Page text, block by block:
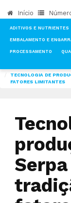
Início
ADITIVOS E NUTRIENTES
EMBALAMENTO E
PROCESSAMENTO
TECNOLOGIA DE
FATORES LIMITANTES